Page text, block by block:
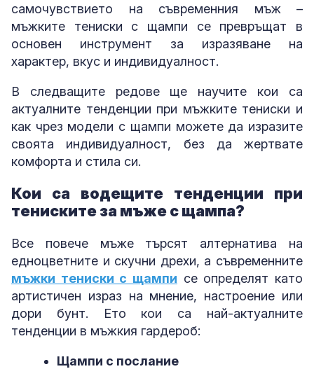
самочувствието на съвременния мъж –
мъжките тениски с щампи се превръщат в
основен инструмент за изразяване на
характер, вкус и индивидуалност.
В следващите редове ще научите кои са
актуалните тенденции при мъжките тениски и
как чрез модели с щампи можете да изразите
своята индивидуалност, без да жертвате
комфорта и стила си.
Кои са водещите тенденции при
тениските за мъже с щампа?
Все повече мъже търсят алтернатива на
едноцветните и скучни дрехи, а съвременните
мъжки тениски с щампи се определят като
артистичен израз на мнение, настроение или
дори бунт. Ето кои са най-актуалните
тенденции в мъжкия гардероб:
Щампи с послание